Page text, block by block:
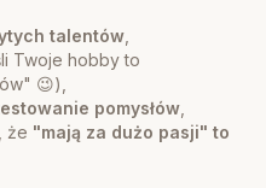
talentów
Twoje hobby to
😉),
pomysłów
że "mają za dużo pasji" to